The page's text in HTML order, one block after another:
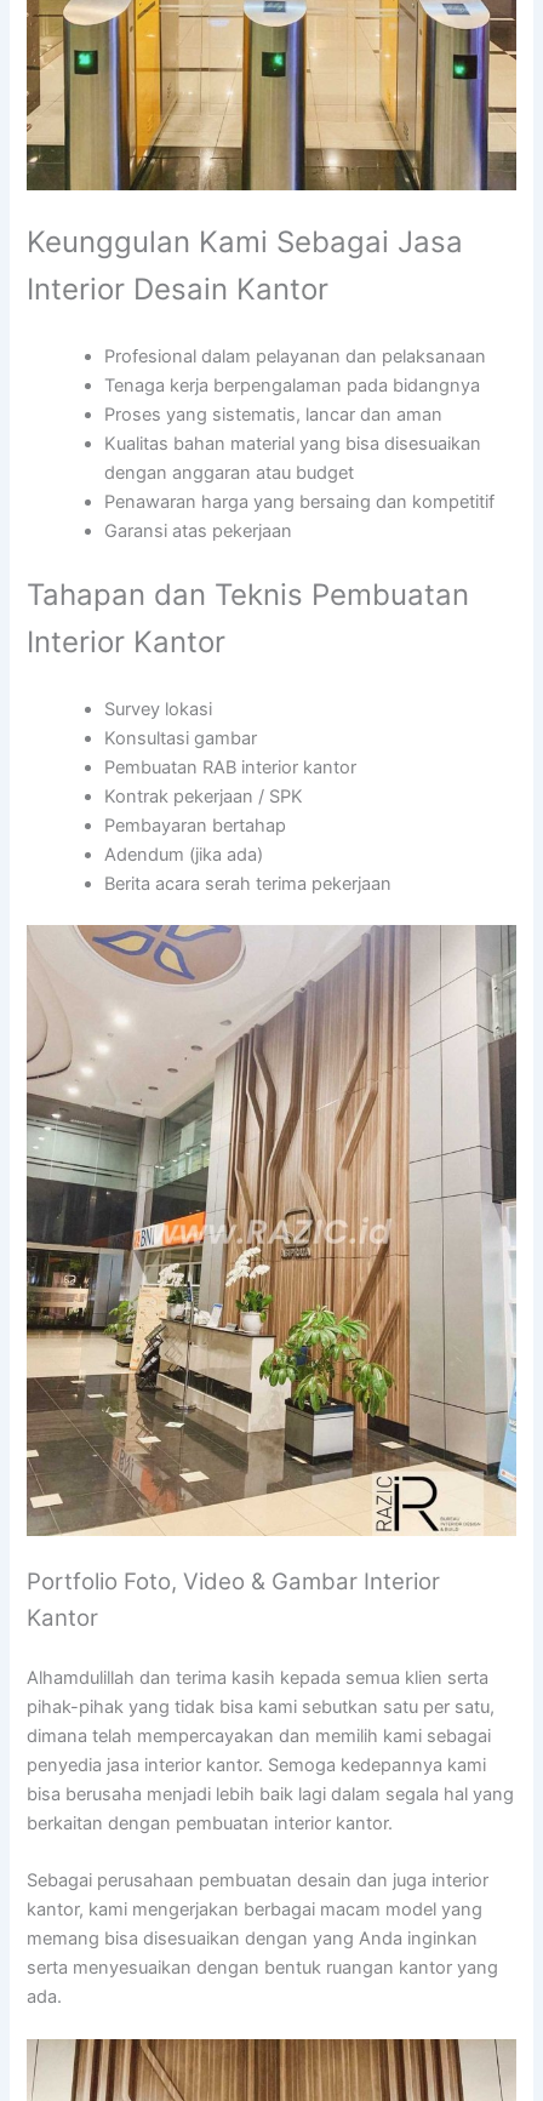
Keunggulan Kami Sebagai Jasa
Interior Desain Kantor
Profesional dalam pelayanan dan pelaksanaan
Tenaga kerja berpengalaman pada bidangnya
Proses yang sistematis, lancar dan aman
Kualitas bahan material yang bisa disesuaikan
dengan anggaran atau budget
Penawaran harga yang bersaing dan kompetitif
Garansi atas pekerjaan
Tahapan dan Teknis Pembuatan
Interior Kantor
Survey lokasi
Konsultasi gambar
Pembuatan RAB interior kantor
Kontrak pekerjaan / SPK
Pembayaran bertahap
Adendum (jika ada)
Berita acara serah terima pekerjaan
Portfolio Foto, Video & Gambar Interior
Kantor
Alhamdulillah dan terima kasih kepada semua klien serta
pihak-pihak yang tidak bisa kami sebutkan satu per satu,
dimana telah mempercayakan dan memilih kami sebagai
penyedia jasa interior kantor. Semoga kedepannya kami
bisa berusaha menjadi lebih baik lagi dalam segala hal yang
berkaitan dengan pembuatan interior kantor.
Sebagai perusahaan pembuatan desain dan juga interior
kantor, kami mengerjakan berbagai macam model yang
memang bisa disesuaikan dengan yang Anda inginkan
serta menyesuaikan dengan bentuk ruangan kantor yang
ada.